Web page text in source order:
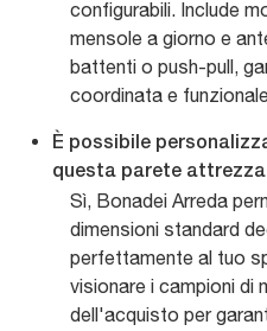
configurabili. Include
mensole a giorno e
battenti o push-pull,
coordinata e
È possibile
questa parete
Sì, Bonadei Arreda
dimensioni standard
perfettamente al tuo
visionare i campioni di
dell'acquisto per